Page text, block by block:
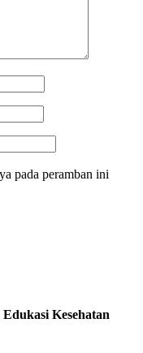
pada peramban ini
Kesehatan